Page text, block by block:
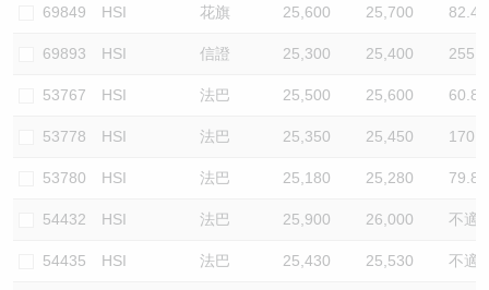
69849 HSI 花旗 25,600 25,700 82.4
69893 HSI 信證 25,300 25,400 255.3
53767 HSI 法巴 25,500 25,600 60.8
53778 HSI 法巴 25,350 25,450 170.2
53780 HSI 法巴 25,180 25,280 79.8
54432 HSI 法巴 25,900 26,000 不適
54435 HSI 法巴 25,430 25,530 不適